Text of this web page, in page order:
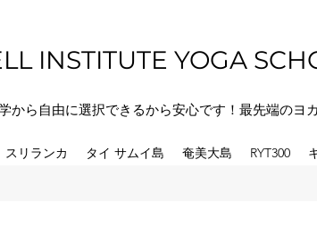
INSTITUTE YOGA
から自由に選択できるから安心です！最先端のヨ
スリランカ タイ サムイ島 奄美大島 RYT300